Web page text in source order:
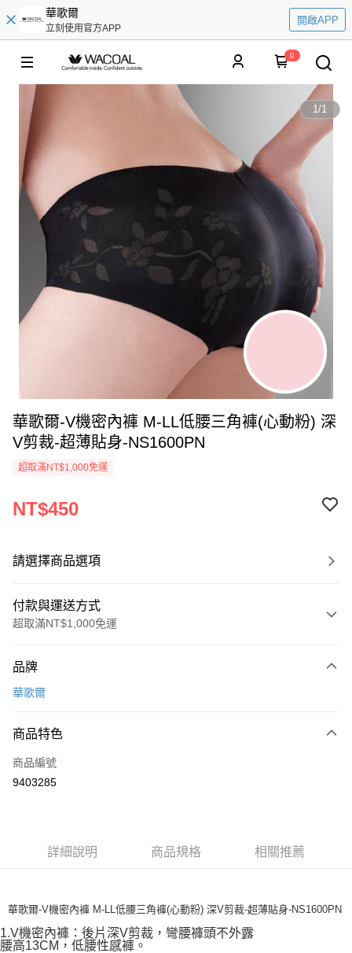
華歌爾
立刻使用官方APP
開啟APP
0
1/1
華歌爾-V機密內褲 M-LL低腰三角褲(心動粉) 深
V剪裁-超薄貼身-NS1600PN
超取滿NT$1,000免運
NT$450
請選擇商品選項
付款與運送方式
超取滿NT$1,000免運
信用卡一次付款
LINE Pay
街口支付
全家取貨付款
付款後全家取貨
每筆NT$80，滿NT$1,000(含以上)免運費
品牌
華歌爾
商品特色
商品編號
9403285
詳細說明 商品規格 相關推薦
華歌爾-V機密內褲 M-LL低腰三角褲(心動粉) 深V剪裁-超薄貼身-NS1600PN
1.V機密內褲：後片深V剪裁，彎腰褲頭不外露
腰高13CM，低腰性感褲。